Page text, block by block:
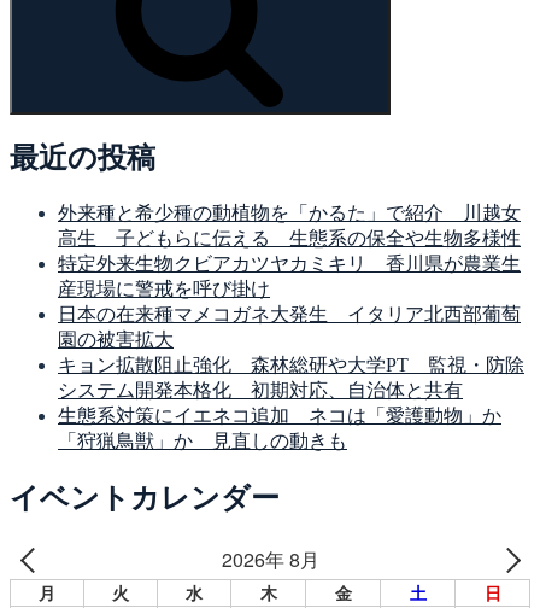
最近の投稿
外来種と希少種の動植物を「かるた」で紹介 川越女
高生 子どもらに伝える 生態系の保全や生物多様性
特定外来生物クビアカツヤカミキリ 香川県が農業生
産現場に警戒を呼び掛け
日本の在来種マメコガネ大発生 イタリア北西部葡萄
園の被害拡大
キョン拡散阻止強化 森林総研や大学PT 監視・防除
システム開発本格化 初期対応、自治体と共有
生態系対策にイエネコ追加 ネコは「愛護動物」か
「狩猟鳥獣」か 見直しの動きも
イベントカレンダー
2026年 8月
月 火 水 木 金 土 日